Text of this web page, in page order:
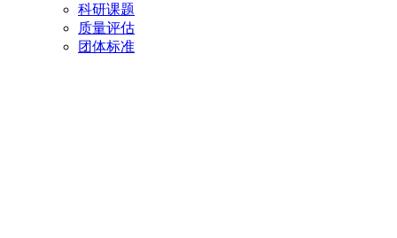
科研课题
质量评估
团体标准